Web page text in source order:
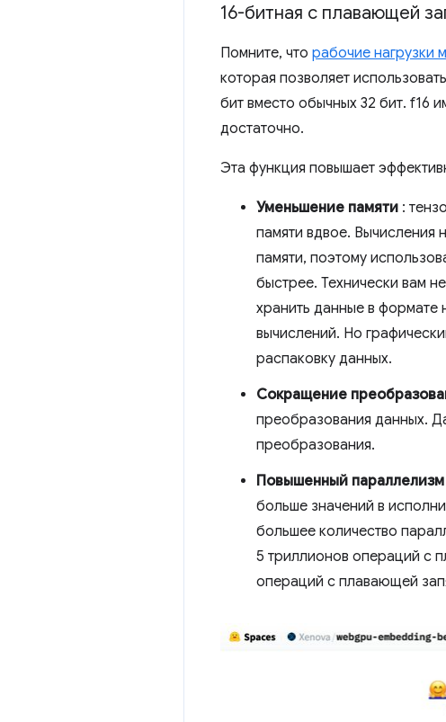
16-битная с плавающей
Помните, что рабочие нагрузки
которая позволяет
бит вместо обычных 32 бит. f16
достаточно.
Эта функция повышает
Уменьшение памяти :
памяти вдвое. Вычисления
памяти, поэтому
быстрее. Технически вам
хранить данные в формате
вычислений. Но
распаковку данных.
Сокращение
преобразования данных.
преобразования.
Повышенный параллелизм
больше значений в
большее количество
5 триллионов операций с
операций с плавающей